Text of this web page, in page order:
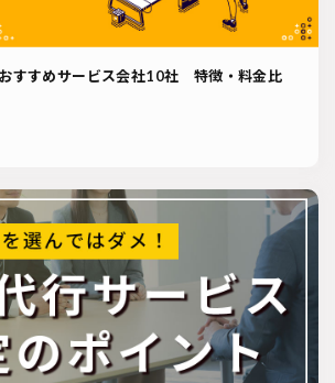
すすめサービス会社10社 特徴・料金比